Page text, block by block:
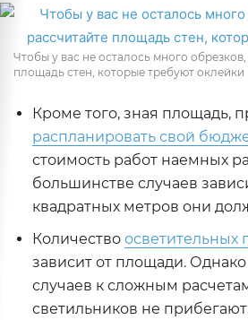
Чтобы у вас не осталось много
площадь стен, которые требуют оклейки
Кроме того, зная площадь,
распланировать свой
стоимость работ наемных
большинстве случаев
квадратных метров они
Количество осветительных
зависит от площади.
случаев к сложным
светильников не